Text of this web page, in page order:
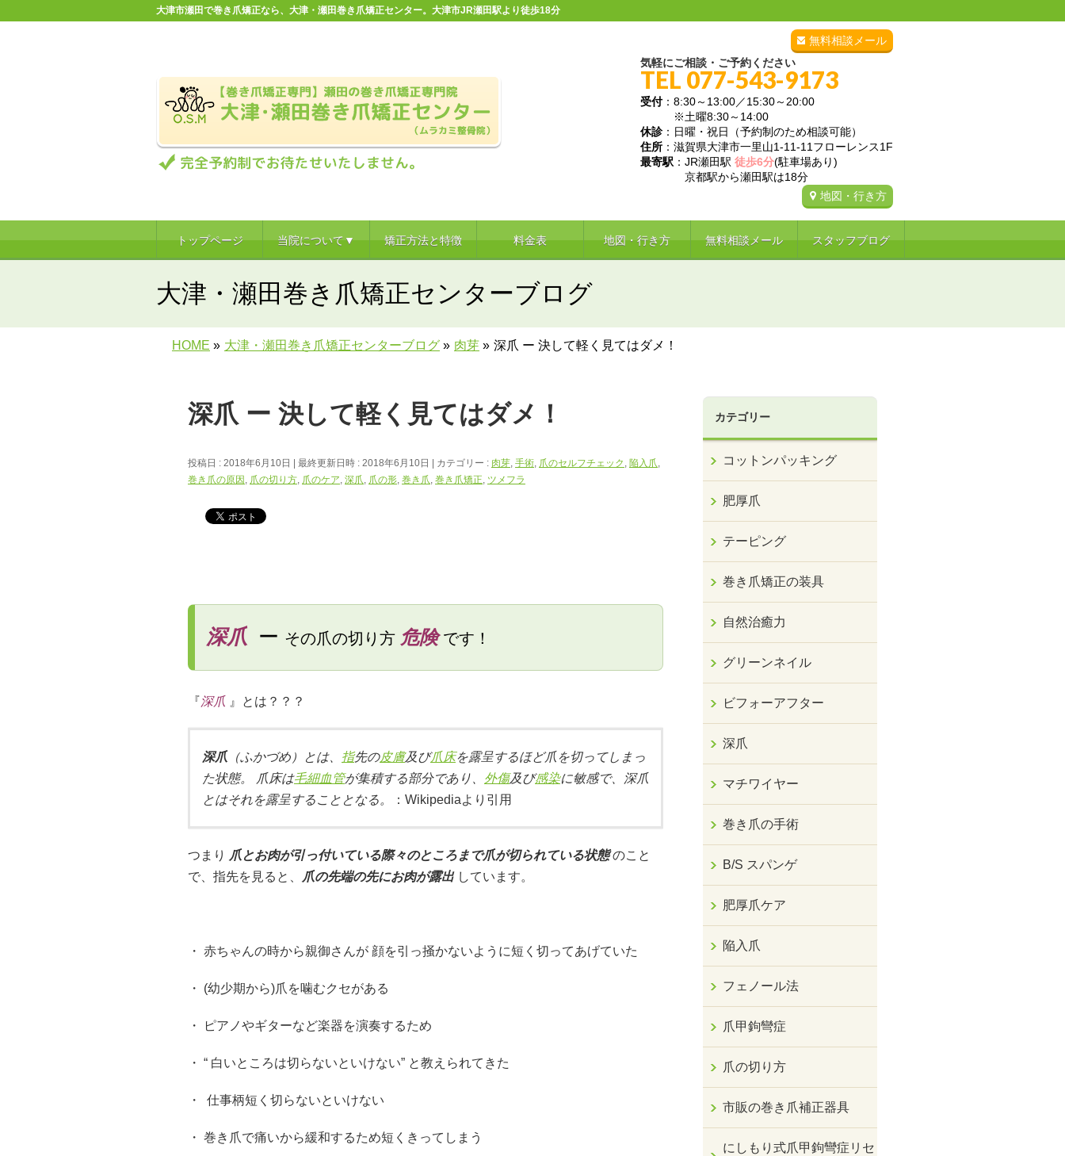
大津市瀬田で巻き爪矯正なら、大津・瀬田巻き爪矯正センター。大津市JR瀬田駅より徒歩18分
無料相談メール
気軽にご相談・ご予約ください
TEL 077-543-9173
受付：8:30～13:00／15:30～20:00
※土曜8:30～14:00
休診：日曜・祝日（予約制のため相談可能）
住所 ：滋賀県大津市一里山1-11-11フローレンス1F
最寄駅 ：JR瀬田駅 徒歩6分(駐車場あり)
京都駅から瀬田駅は18分
地図・行き方
トップページ 当院について▼ 矯正方法と特徴 料金表 地図・行き方 無料相談メール スタッフブログ
大津・瀬田巻き爪矯正センターブログ
HOME » 大津・瀬田巻き爪矯正センターブログ » 肉芽 » 深爪 ー 決して軽く見てはダメ！
深爪 ー 決して軽く見てはダメ！
投稿日 : 2018年6月10日 最終更新日時 : 2018年6月10日 カテゴリー : 肉芽, 手術, 爪のセルフチェック , 陥入爪,
巻き爪の原因 , 爪の切り方, 爪のケア, 深爪, 爪の形, 巻き爪, 巻き爪矯正, ツメフラ
深爪 ー その爪の切り方 危険です！
『深爪 』とは？？？
深爪 （ふかづめ）とは、 指先の皮膚及び爪床を露呈するほど爪を切ってしまっ
た状態。 爪床は毛細血管が集積する部分であり、 外傷及び感染に敏感で、深爪
とはそれを露呈することとなる。
：Wikipediaより引用
つまり 爪とお肉が引っ付いている際々のところまで爪が切られている状態 のこと
で、指先を見ると、
爪の先端の先にお肉が露出 しています。
・ 赤ちゃんの時から親御さんが 顔を引っ掻かないように短く切ってあげていた
・ (幼少期から)爪を噛むクセがある
・ ピアノやギターなど楽器を演奏するため
・ “ 白いところは切らないといけない” と教えられてきた
・ 仕事柄短く切らないといけない
・ 巻き爪で痛いから緩和するため短くきってしまう
カテゴリー
コットンパッキング
肥厚爪
テーピング
巻き爪矯正の装具
自然治癒力
グリーンネイル
ビフォーアフター
深爪
マチワイヤー
巻き爪の手術
B/S スパンゲ
肥厚爪ケア
陥入爪
フェノール法
爪甲鉤彎症
爪の切り方
市販の巻き爪補正器具
にしもり式爪甲鉤彎症リセ